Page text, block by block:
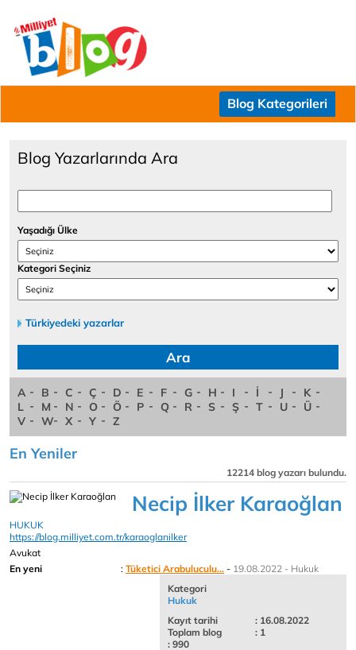
Blog Kategorileri
Blog Yazarlarında Ara
Yaşadığı Ülke
Kategori Seçiniz
Türkiyedeki yazarlar
A B C Ç D E F G H I İ J
K
L
M N O Ö P Q R S Ş T U
Ü
V
W X Y Z
En Yeniler
12214 blog yazarı bulundu.
Necip İlker Karaoğlan
HUKUK
https://blog.milliyet.com.tr/karaoglanilker
Avukat
En yeni
: Tüketici Arabuluculu... - 19.08.2022 - Hukuk
Kategori
Hukuk
Kayıt tarihi
: 16.08.2022
Toplam blog
: 1
: 990